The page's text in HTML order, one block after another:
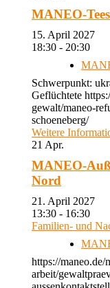
MANEO-
15. April 2027
18:30 - 20:30
Schwerpunkt:
Geflüchtete
gewalt/maneo-
schoeneberg/
Weitere
21 Apr.
MANEO-
Nord
21. April 2027
13:30 - 16:30
Familien- und
https://maneo.de/
arbeit/